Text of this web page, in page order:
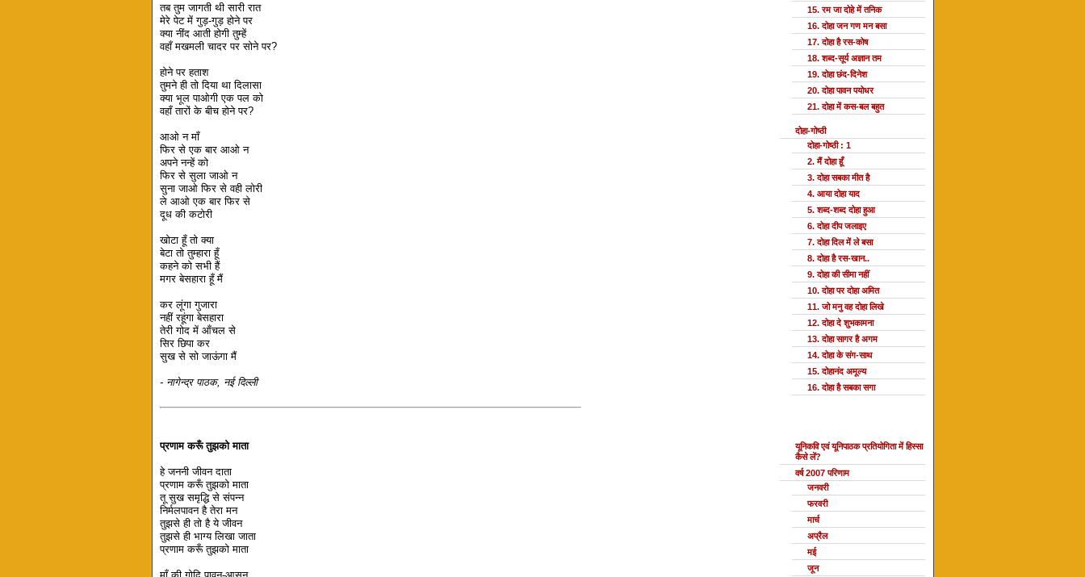
तब तुम जागती थी सारी रात
मेरे पेट में गुड़-गुड़ होने पर
क्या नींद आती होगी तुम्हें
वहाँ मखमली चादर पर सोने पर?
होने पर हताश
तुमने ही तो दिया था दिलासा
क्या भूल पाओगी एक पल को
वहाँ तारों के बीच होने पर?
आओ न माँ
फिर से एक बार आओ न
अपने नन्हें को
फिर से सुला जाओ न
सुना जाओ फिर से वही लोरी
ले आओ एक बार फिर से
दूध की कटोरी
खोटा हूँ तो क्या
बेटा तो तुम्हारा हूँ
कहने को सभी हैं
मगर बेसहारा हूँ मैं
कर लूंगा गुजारा
नहीं रहूंगा बेसहारा
तेरी गोद में आँचल से
सिर छिपा कर
सुख से सो जाऊंगा मैं
- नागेन्द्र पाठक, नई दिल्ली
प्रणाम करूँ तुझको माता
हे जननी जीवन दाता
प्रणाम करूँ तुझको माता
तू सुख समृद्धि से संपन्न
निर्मलपावन है तेरा मन
तुझसे ही तो है ये जीवन
तुझसे ही भाग्य लिखा जाता
प्रणाम करूँ तुझको माता
15. रम जा दोहे में तनिक
16. दोहा जन गण मन बसा
17. दोहा है रस-कोष
18. शब्द-सूर्य अज्ञान तम
19. दोहा छंद-दिनेश
20. दोहा पावन पयोधर
21. दोहा में कस-बल बहुत
दोहा-गोष्ठी
दोहा-गोष्ठी : 1
2. मैं दोहा हूँ
3. दोहा सबका मीत है
4. आया दोहा याद
5. शब्द-शब्द दोहा हुआ
6. दोहा दीप जलाइए
7. दोहा दिल में ले बसा
8. दोहा है रस-खान..
9. दोहा की सीमा नहीं
10. दोहा पर दोहा अमित
11. जो मनु वह दोहा लिखे
12. दोहा दे शुभकामना
13. दोहा सागर है अगम
14. दोहा के संग-साथ
15. दोहानंद अमूल्य
16. दोहा है सबका सगा
यूनिकवि एवं यूनिपाठक प्रतियोगिता में हिस्सा
कैसे लें?
वर्ष 2007 परिणाम
जनवरी
फरवरी
मार्च
अप्रैल
मई
जून